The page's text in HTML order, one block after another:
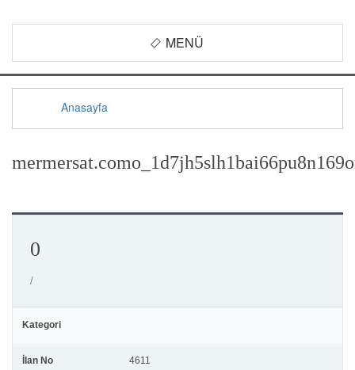
MENÜ
Anasayfa
0
/
Kategori
İlan No 4611